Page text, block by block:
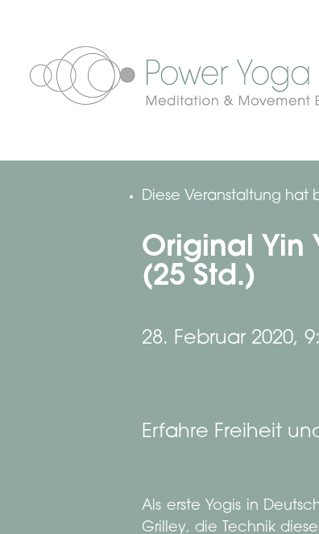
Diese Veranstaltung hat
Original Yin
(25 Std.)
28. Februar 2020,
Erfahre Freiheit
Als erste Yogis in
Grilley, die Technik